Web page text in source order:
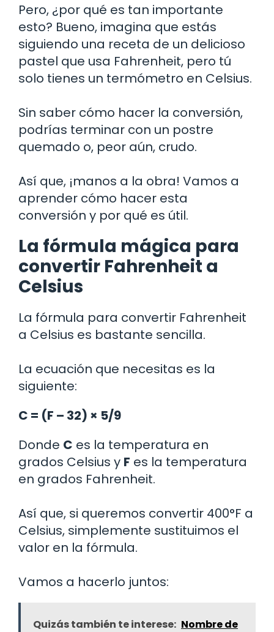
Pero, ¿por qué es tan importante
esto? Bueno, imagina que estás
siguiendo una receta de un delicioso
pastel que usa Fahrenheit, pero tú
solo tienes un termómetro en Celsius.
Sin saber cómo hacer la conversión,
podrías terminar con un postre
quemado o, peor aún, crudo.
Así que, ¡manos a la obra! Vamos a
aprender cómo hacer esta
conversión y por qué es útil.
La fórmula mágica para
convertir Fahrenheit a
Celsius
La fórmula para convertir Fahrenheit
a Celsius es bastante sencilla.
La ecuación que necesitas es la
siguiente:
C = (F – 32) × 5/9
Donde C es la temperatura en
grados Celsius y F es la temperatura
en grados Fahrenheit.
Así que, si queremos convertir 400°F a
Celsius, simplemente sustituimos el
valor en la fórmula.
Vamos a hacerlo juntos:
Quizás también te interese: Nombre de